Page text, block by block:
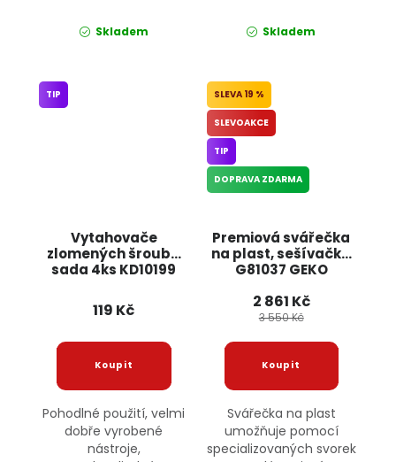
Skladem Skladem
Vytahovače
zlomených šroubů
sada 4ks KD10199
TIP
119 Kč
Pohodlné použití, velmi
dobře vyrobené
nástroje,
Premiová svářečka
na plast, sešívačka
G81037 GEKO
19 %
SLEVOAKCE
TIP
DOPRAVA ZDARMA
2 861 Kč
3 550 Kč
Svářečka na plast
umožňuje pomocí
specializovaných svorek